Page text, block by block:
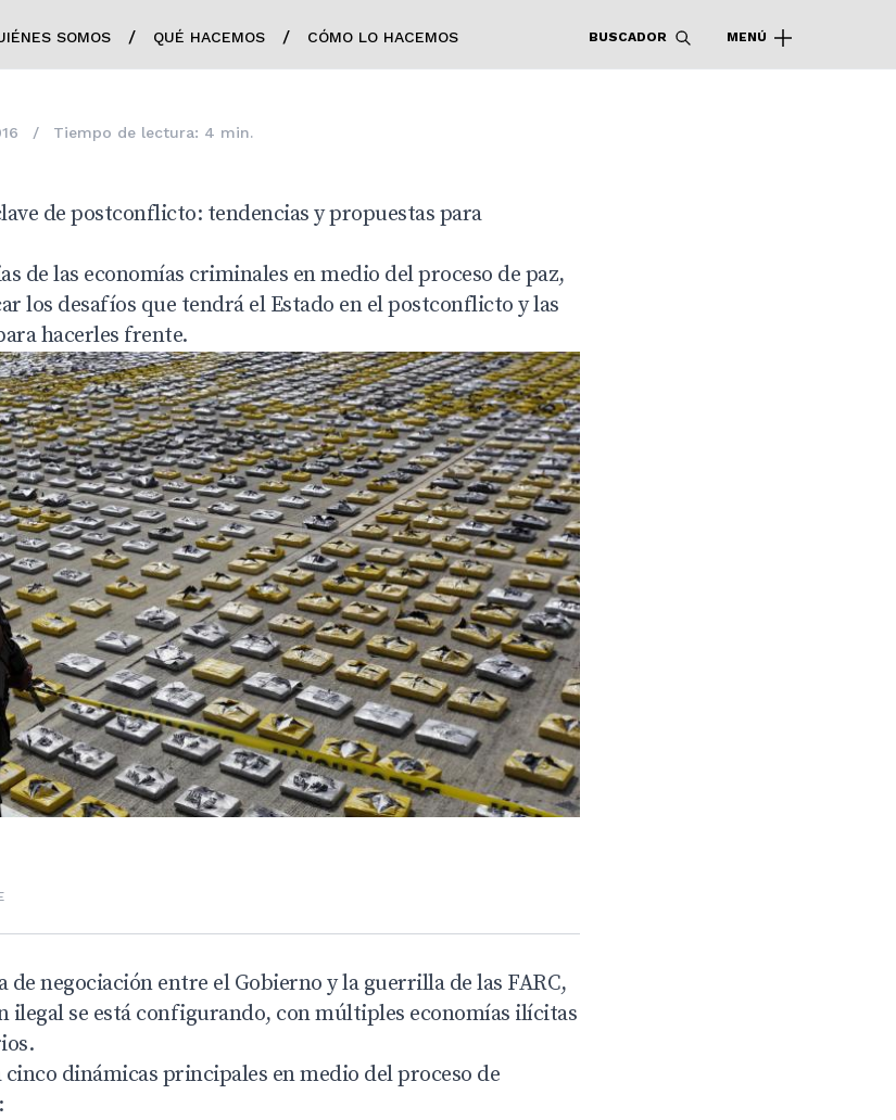
SOMOS / QUÉ HACEMOS / CÓMO LO HACEMOS BUSCADOR MENÚ
/ Tiempo de lectura: 4 min.
de postconflicto: tendencias y propuestas para
de las economías criminales en medio del proceso de paz,
los desafíos que tendrá el Estado en el postconflicto y las
hacerles frente.
de negociación entre el Gobierno y la guerrilla de las FARC,
ilegal se está configurando, con múltiples economías ilícitas
dinámicas principales en medio del proceso de